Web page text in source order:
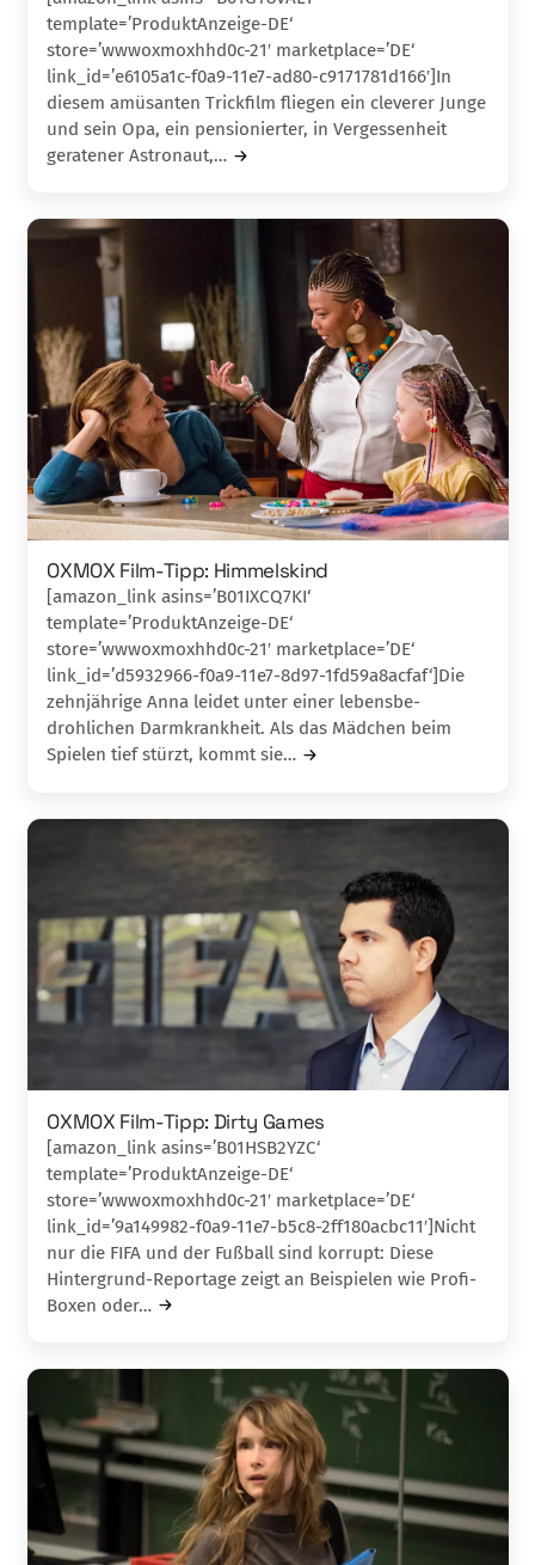
template=’ProduktAnzeige-DE‘
store=’wwwoxmoxhhd0c-21′ marketplace=’DE‘
link_id=’e6105a1c-f0a9-11e7-ad80-c9171781d166′]In
diesem amüsanten Trickfilm fliegen ein cleverer Junge
und sein Opa, ein pensionierter, in Vergessen­heit
geratener Astronaut,…
OXMOX Film-Tipp: Himmelskind
[amazon_link asins=’B01IXCQ7KI‘
template=’ProduktAnzeige-DE‘
store=’wwwoxmoxhhd0c-21′ marketplace=’DE‘
link_id=’d5932966-f0a9-11e7-8d97-1fd59a8acfaf‘]Die
zehnjährige Anna leidet unter einer lebensbe­
drohlichen Darmkrankheit. Als das Mädchen beim
Spielen tief stürzt, kommt sie…
OXMOX Film-Tipp: Dirty Games
[amazon_link asins=’B01HSB2YZC‘
template=’ProduktAnzeige-DE‘
store=’wwwoxmoxhhd0c-21′ marketplace=’DE‘
link_id=’9a149982-f0a9-11e7-b5c8-2ff180acbc11′]Nicht
nur die FIFA und der Fußball sind korrupt: Diese
Hintergrund-Reportage zeigt an Beispielen wie Profi-
Boxen oder…